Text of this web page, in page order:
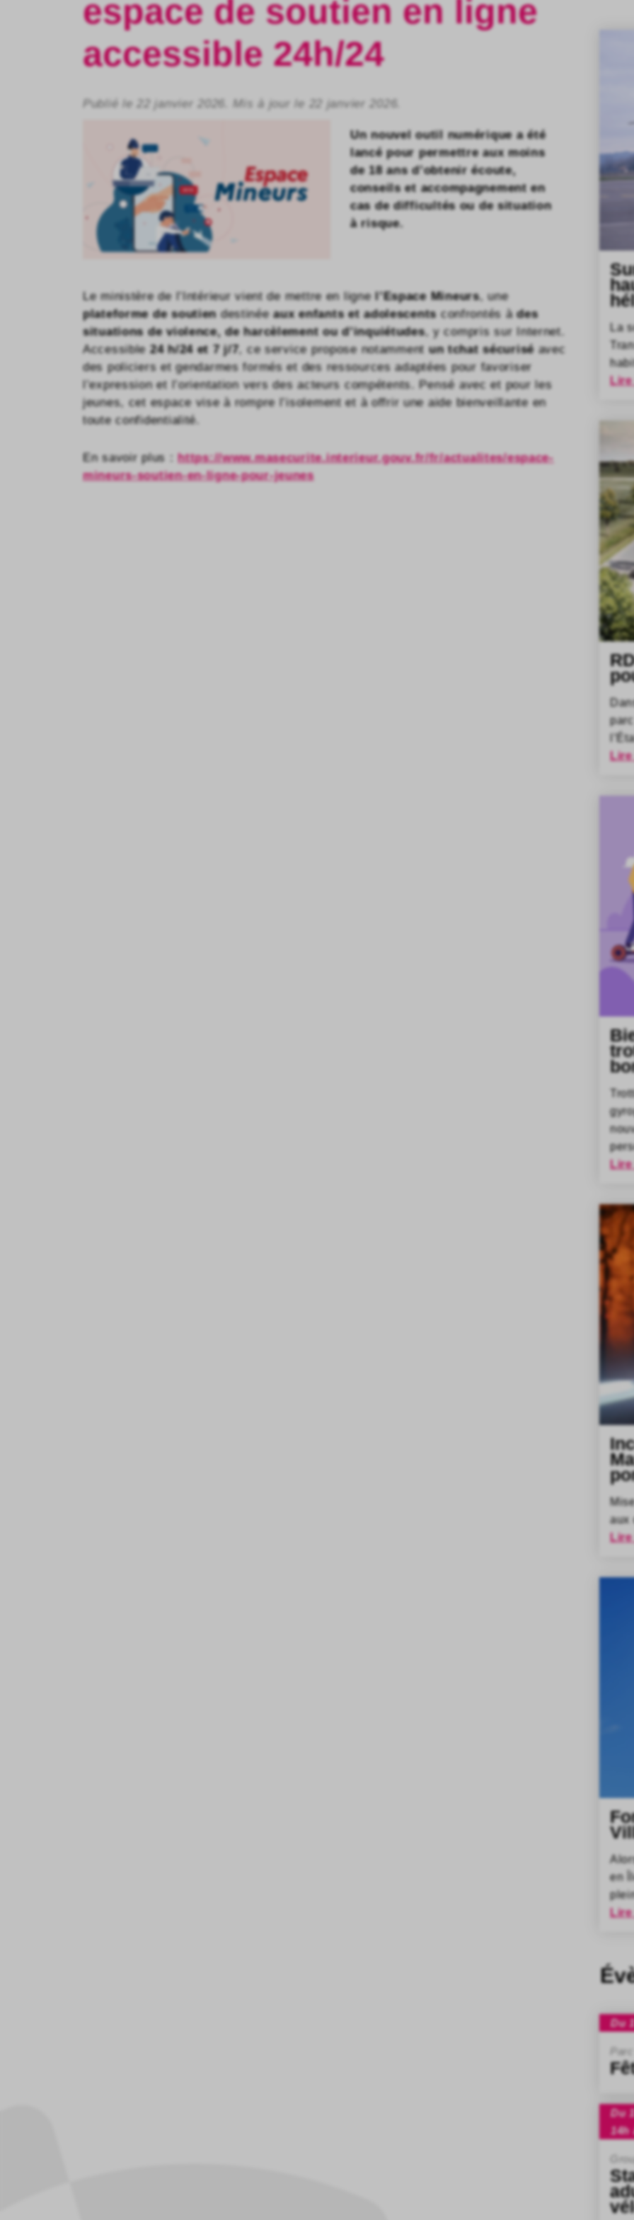
espace de soutien en ligne
accessible 24h/24
Publié le 22 janvier 2026. Mis à jour le 22 janvier 2026.
Un nouvel outil numérique a été
lancé pour permettre aux moins
de 18 ans d’obtenir écoute,
conseils et accompagnement en
cas de difficultés ou de situation
à risque.
Le ministère de l’Intérieur vient de mettre en lignel’Espace Mineurs, une
plateforme de soutiendestinéeaux enfants et adolescents confrontés àdes
situations de violence, de harcèlement ou d’inquiétudes, y compris sur Internet.
Accessible 24 h/24 et 7 j/7 , ce service propose notamment un tchat sécurisé avec
des policiers et gendarmes formés et des ressources adaptées pour favoriser
l’expression et l’orientation vers des acteurs compétents. Pensé avec et pour les
jeunes, cet espace vise à rompre l’isolement et à offrir une aide bienveillante en
toute confidentialité.
En savoir plus :https://www.masecurite.interieur.gouv.fr/fr/actualites/espace-
mineurs-soutien-en-ligne-pour-jeunes
La
aux
en
Du
Du
14h